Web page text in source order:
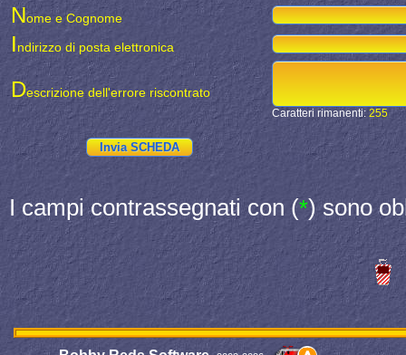
Nome e Cognome
Indirizzo di posta elettronica
Descrizione dell'errore riscontrato
Caratteri rimanenti: 255
I campi contrassegnati con (*) sono